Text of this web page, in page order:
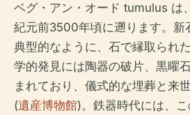
ベグ・アン・オード tumulus は
紀元前3500年頃に遡ります。新
典型的なように、石で縁取られ
学的発見には陶器の破片、黒曜
まれており、儀式的な埋葬と来
(遺産博物館)。鉄器時代には、